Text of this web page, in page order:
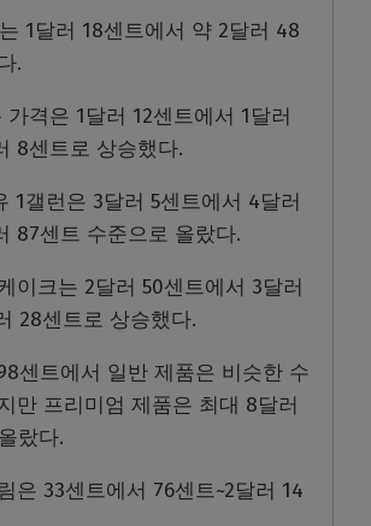
1달러 18센트에서 약 2달러 48
.
격은 1달러 12센트에서 1달러
8센트로 상승했다.
1갤런은 3달러 5센트에서 4달러
87센트 수준으로 올랐다.
이크는 2달러 50센트에서 3달러
28센트로 상승했다.
센트에서 일반 제품은 비슷한 수
만 프리미엄 제품은 최대 8달러
랐다.
은 33센트에서 76센트~2달러 14